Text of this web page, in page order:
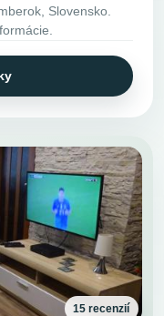
Slovensko.
15 recenzií